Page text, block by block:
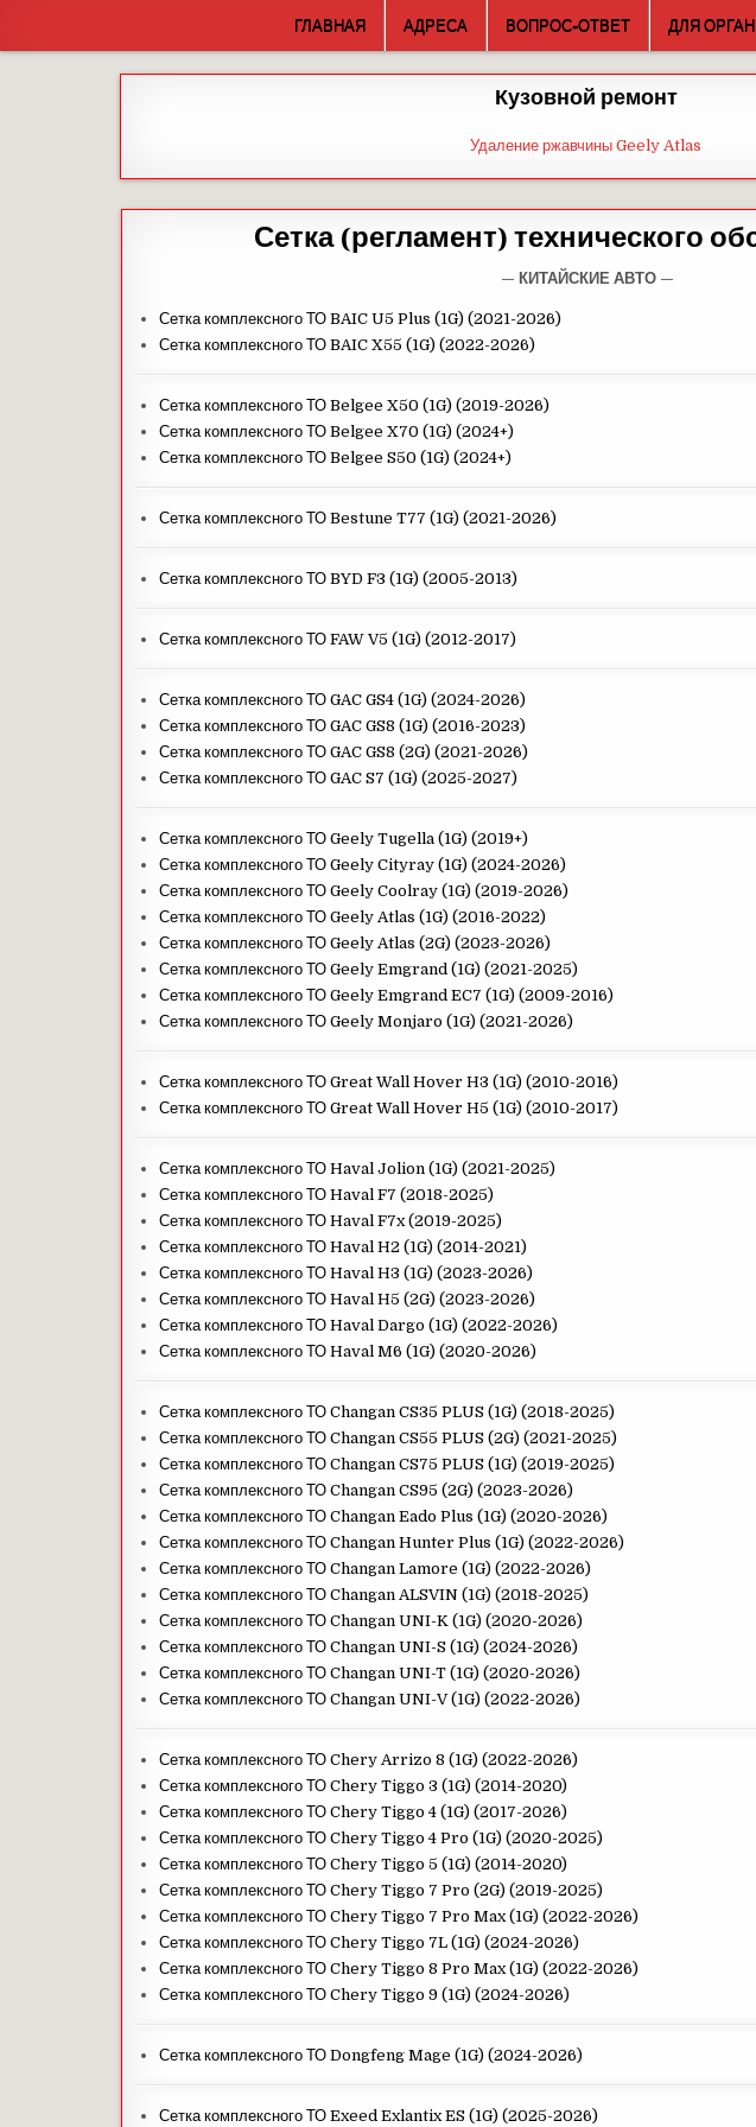
content
ГЛАВНАЯ АДРЕСА ВОПРОС-ОТВЕТ ДЛЯ
Кузовной ремонт
Удаление ржавчины Geely Atlas
Сетка (регламент) технического
— КИТАЙСКИЕ АВТО —
Сетка комплексного ТО BAIC U5 Plus (1G) (2021-2026)
Сетка комплексного ТО BAIC X55 (1G) (2022-2026)
Сетка комплексного ТО Belgee X50 (1G) (2019-2026)
Сетка комплексного ТО Belgee X70 (1G) (2024+)
Сетка комплексного ТО Belgee S50 (1G) (2024+)
Сетка комплексного ТО Bestune T77 (1G) (2021-2026)
Сетка комплексного ТО BYD F3 (1G) (2005-2013)
Сетка комплексного ТО FAW V5 (1G) (2012-2017)
Сетка комплексного ТО GAC GS4 (1G) (2024-2026)
Сетка комплексного ТО GAC GS8 (1G) (2016-2023)
Сетка комплексного ТО GAC GS8 (2G) (2021-2026)
Сетка комплексного ТО GAC S7 (1G) (2025-2027)
Сетка комплексного ТО Geely Tugella (1G) (2019+)
Сетка комплексного ТО Geely Cityray (1G) (2024-2026)
Сетка комплексного ТО Geely Coolray (1G) (2019-2026)
Сетка комплексного ТО Geely Atlas (1G) (2016-2022)
Сетка комплексного ТО Geely Atlas (2G) (2023-2026)
Сетка комплексного ТО Geely Emgrand (1G) (2021-2025)
Сетка комплексного ТО Geely Emgrand EC7 (1G) (2009-2016)
Сетка комплексного ТО Geely Monjaro (1G) (2021-2026)
Сетка комплексного ТО Great Wall Hover H3 (1G) (2010-2016)
Сетка комплексного ТО Great Wall Hover H5 (1G) (2010-2017)
Сетка комплексного ТО Haval Jolion (1G) (2021-2025)
Сетка комплексного ТО Haval F7 (2018-2025)
Сетка комплексного ТО Haval F7x (2019-2025)
Сетка комплексного ТО Haval H2 (1G) (2014-2021)
Сетка комплексного ТО Haval H3 (1G) (2023-2026)
Сетка комплексного ТО Haval H5 (2G) (2023-2026)
Сетка комплексного ТО Haval Dargo (1G) (2022-2026)
Сетка комплексного ТО Haval M6 (1G) (2020-2026)
Сетка комплексного ТО Changan CS35 PLUS (1G) (2018-2025)
Сетка комплексного ТО Changan CS55 PLUS (2G) (2021-2025)
Сетка комплексного ТО Changan CS75 PLUS (1G) (2019-2025)
Сетка комплексного ТО Changan CS95 (2G) (2023-2026)
Сетка комплексного ТО Changan Eado Plus (1G) (2020-2026)
Сетка комплексного ТО Changan Hunter Plus (1G) (2022-2026)
Сетка комплексного ТО Changan Lamore (1G) (2022-2026)
Сетка комплексного ТО Changan ALSVIN (1G) (2018-2025)
Сетка комплексного ТО Changan UNI-K (1G) (2020-2026)
Сетка комплексного ТО Changan UNI-S (1G) (2024-2026)
Сетка комплексного ТО Changan UNI-T (1G) (2020-2026)
Сетка комплексного ТО Changan UNI-V (1G) (2022-2026)
Сетка комплексного ТО Chery Arrizo 8 (1G) (2022-2026)
Сетка комплексного ТО Chery Tiggo 3 (1G) (2014-2020)
Сетка комплексного ТО Chery Tiggo 4 (1G) (2017-2026)
Сетка комплексного ТО Chery Tiggo 4 Pro (1G) (2020-2025)
Сетка комплексного ТО Chery Tiggo 5 (1G) (2014-2020)
Сетка комплексного ТО Chery Tiggo 7 Pro (2G) (2019-2025)
Сетка комплексного ТО Chery Tiggo 7 Pro Max (1G) (2022-2026)
Сетка комплексного ТО Chery Tiggo 7L (1G) (2024-2026)
Сетка комплексного ТО Chery Tiggo 8 Pro Max (1G) (2022-2026)
Сетка комплексного ТО Chery Tiggo 9 (1G) (2024-2026)
Сетка комплексного ТО Dongfeng Mage (1G) (2024-2026)
Сетка комплексного ТО Exeed Exlantix ES (1G) (2025-2026)